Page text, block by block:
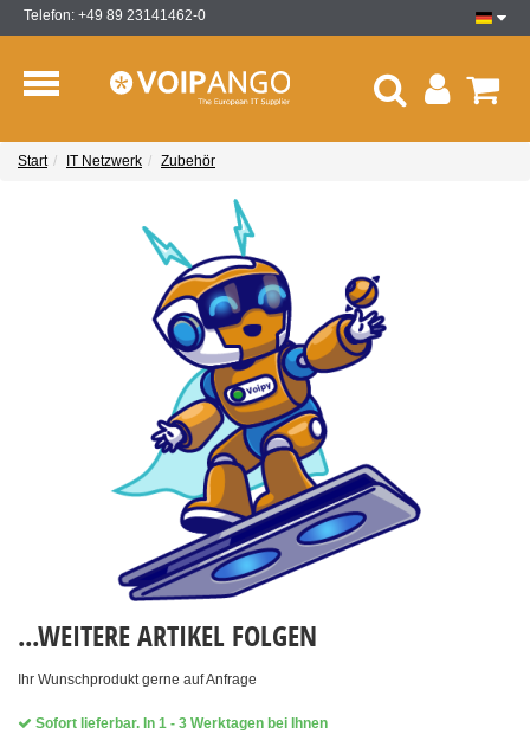
Telefon: +49 89 23141462-0
Start IT Netzwerk Zubehör
...WEITERE ARTIKEL FOLGEN
Ihr Wunschprodukt gerne auf Anfrage
Sofort lieferbar. In 1 - 3 Werktagen bei Ihnen